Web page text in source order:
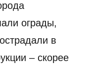
ограды,
в
– скорее